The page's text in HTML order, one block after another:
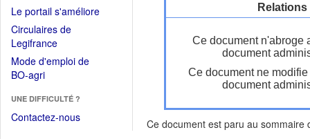
Le portail s'améliore(Fichier
Circulaires de
Legifrance(Ouvrir
dans
une
fenêtre)
Mode d'emploi de
BO-agri(Ouvrir
une
nouvelle
UNE DIFFICULTÉ ?
Contactez-nous
Ce document n'abroge
document
Ce document ne
document
Ce document est paru au sommaire